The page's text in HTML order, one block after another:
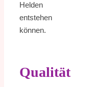
Helden
entstehen
können.
Qualität